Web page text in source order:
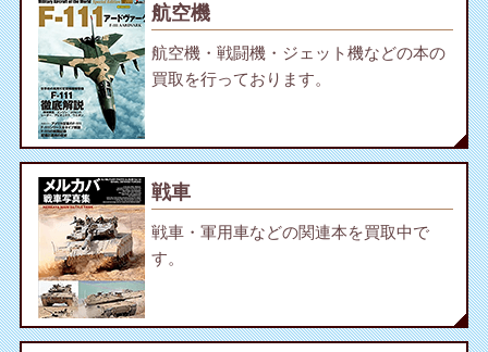
航空機
航空機・戦闘機・ジェット機などの本の
買取を行っております。
戦車
戦車・軍用車などの関連本を買取中で
す。